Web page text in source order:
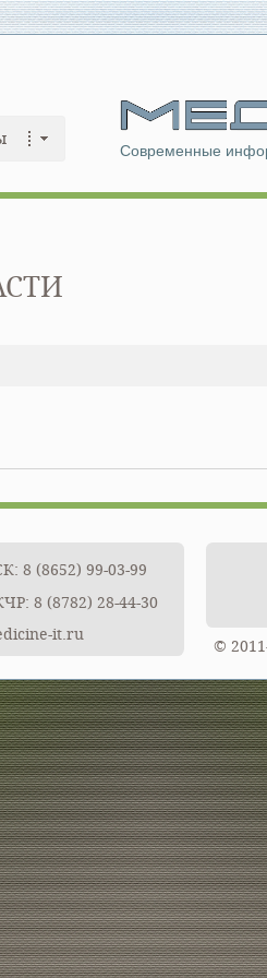
Современные
8 (8652) 99-03-99
8 (8782) 28-44-30
it.ru
©